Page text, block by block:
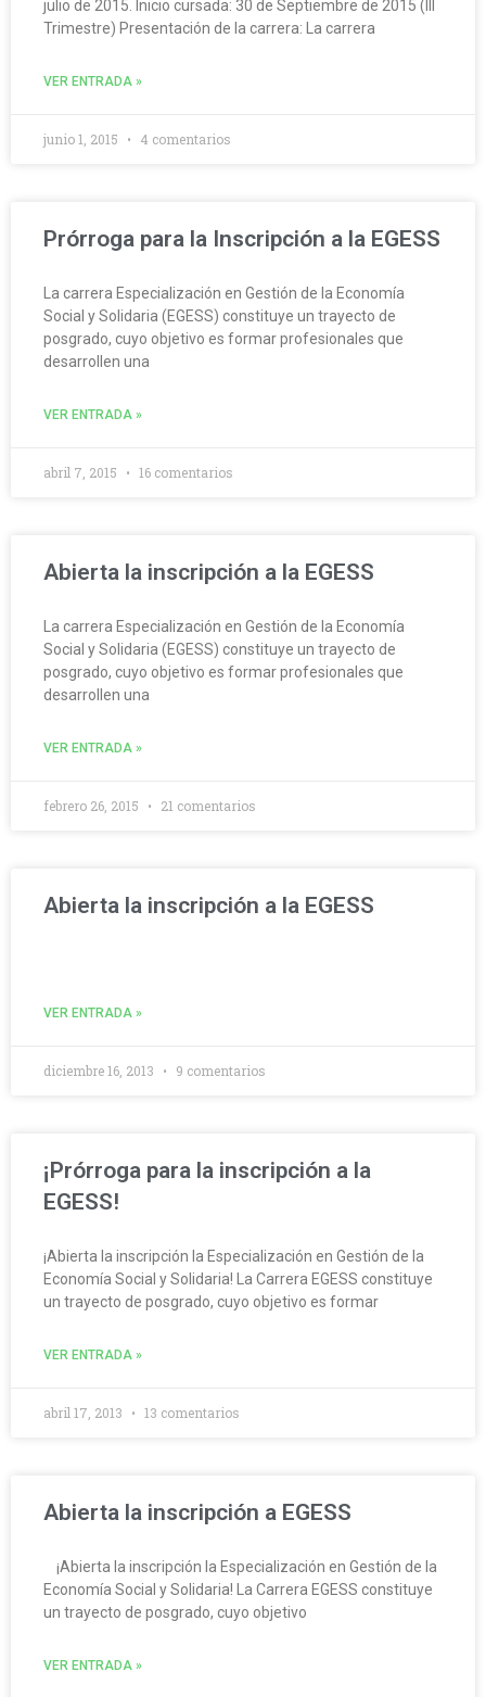
julio de 2015. Inicio cursada: 30 de Septiembre de 2015 (III
Trimestre) Presentación de la carrera: La carrera
VER ENTRADA »
junio 1, 2015 4 comentarios
Prórroga para la Inscripción a la EGESS
La carrera Especialización en Gestión de la Economía
Social y Solidaria (EGESS) constituye un trayecto de
posgrado, cuyo objetivo es formar profesionales que
desarrollen una
VER ENTRADA »
abril 7, 2015 16 comentarios
Abierta la inscripción a la EGESS
La carrera Especialización en Gestión de la Economía
Social y Solidaria (EGESS) constituye un trayecto de
posgrado, cuyo objetivo es formar profesionales que
desarrollen una
VER ENTRADA »
febrero 26, 2015 21 comentarios
Abierta la inscripción a la EGESS
VER ENTRADA »
diciembre 16, 2013 9 comentarios
¡Prórroga para la inscripción a la
EGESS!
¡Abierta la inscripción la Especialización en Gestión de la
Economía Social y Solidaria! La Carrera EGESS constituye
un trayecto de posgrado, cuyo objetivo es formar
VER ENTRADA »
abril 17, 2013 13 comentarios
Abierta la inscripción a EGESS
¡Abierta la inscripción la Especialización en Gestión de la
Economía Social y Solidaria! La Carrera EGESS constituye
un trayecto de posgrado, cuyo objetivo
VER ENTRADA »